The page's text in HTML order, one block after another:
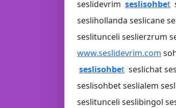
seslidevrim seslisohbet
seslihollanda seslicane
seslitunceli seslierzrum
www.seslidevrim.com
seslisohbet seslichat
seslisohbet seslialem
seslitunceli seslibingol